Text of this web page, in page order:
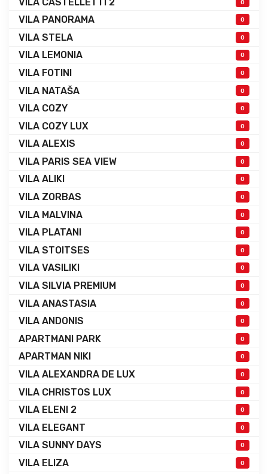
0
VILA PANORAMA 0
VILA STELA 0
VILA LEMONIA 0
VILA FOTINI 0
VILA NATAŠA 0
VILA COZY 0
VILA COZY LUX 0
VILA ALEXIS 0
VILA PARIS SEA VIEW 0
VILA ALIKI 0
VILA ZORBAS 0
VILA MALVINA 0
VILA PLATANI 0
VILA STOITSES 0
VILA VASILIKI 0
VILA SILVIA PREMIUM 0
VILA ANASTASIA 0
VILA ANDONIS 0
APARTMANI PARK 0
APARTMAN NIKI 0
VILA ALEXANDRA DE LUX 0
VILA CHRISTOS LUX 0
VILA ELENI 2 0
VILA ELEGANT 0
VILA SUNNY DAYS 0
VILA ELIZA 0